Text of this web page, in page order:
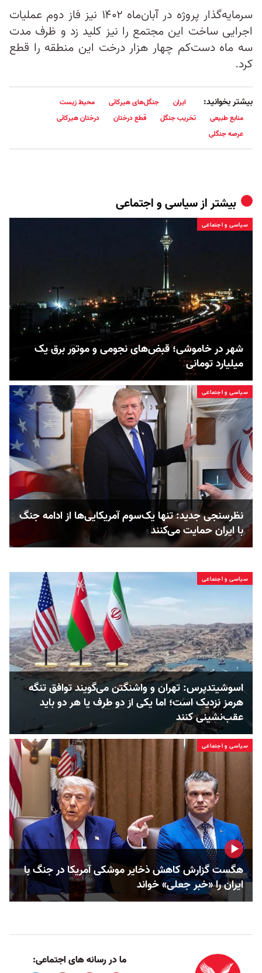
سرمایه‌گذار پروژه در آبان‌ماه ۱۴۰۲ نیز فاز دوم عملیات
اجرایی ساخت این مجتمع را نیز کلید زد و ظرف مدت
سه ماه دست‌کم چهار هزار درخت این منطقه را قطع
کرد.
بیشتر بخوانید: ایران جنگل‌های هیرکانی
محیط زیست
منابع طبیعی
تخریب جنگل قطع درختان
درختان هیرکانی
عرصه جنگلی
بیشتر ازسیاسی و اجتماعی
سیاسی و اجتماعی
شهر در خاموشی؛ قبض‌های نجومی و موتور برق یک
میلیارد تومانی
سیاسی و اجتماعی
نظرسنجی جدید: تنها یک‌سوم آمریکایی‌ها از ادامه جنگ
با ایران حمایت می‌کنند
سیاسی و اجتماعی
اسوشیتدپرس: تهران و واشنگتن می‌گویند توافق تنگه
هرمز نزدیک است؛ اما یکی از دو طرف یا هر دو باید
عقب‌نشینی کنند
سیاسی و اجتماعی
هگست گزارش کاهش ذخایر موشکی آمریکا در جنگ با
ایران را «خبر جعلی» خواند
ما در رسانه های اجتماعی: